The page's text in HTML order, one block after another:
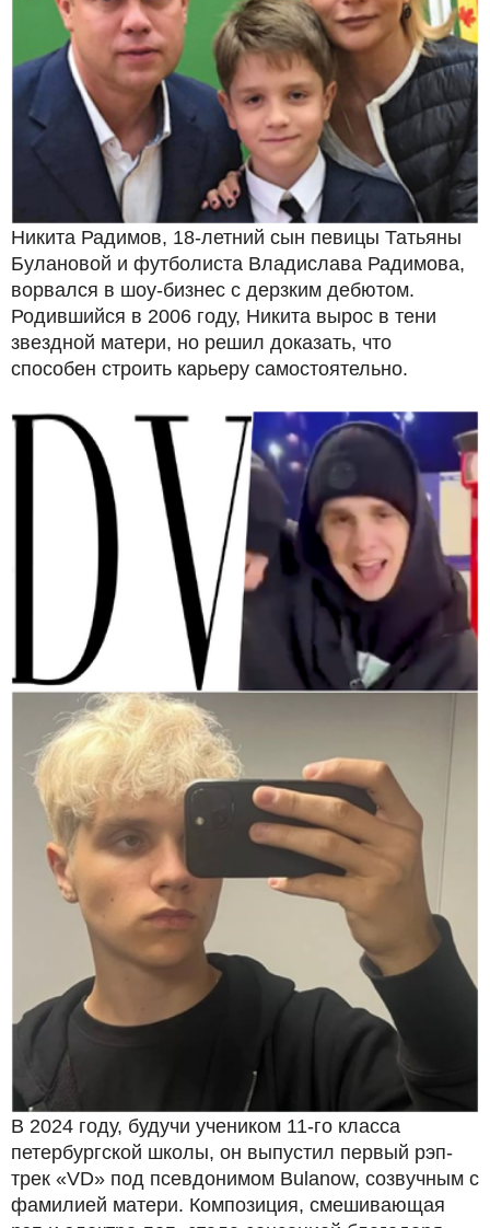
Никита Радимов, 18-летний сын певицы Татьяны
Булановой и футболиста Владислава Радимова,
ворвался в шоу-бизнес с дерзким дебютом.
Родившийся в 2006 году, Никита вырос в тени
звездной матери, но решил доказать, что
способен строить карьеру самостоятельно.
В 2024 году, будучи учеником 11-го класса
петербургской школы, он выпустил первый рэп-
трек «VD» под псевдонимом Bulanow, созвучным с
фамилией матери. Композиция, смешивающая